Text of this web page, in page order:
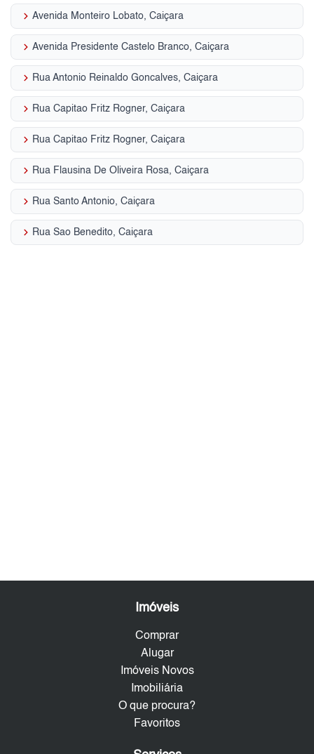
keyboard_arrow_right Avenida Monteiro Lobato, Caiçara
keyboard_arrow_right Avenida Presidente Castelo Branco, Caiçara
keyboard_arrow_right Rua Antonio Reinaldo Goncalves, Caiçara
keyboard_arrow_right Rua Capitao Fritz Rogner, Caiçara
keyboard_arrow_right Rua Capitao Fritz Rogner, Caiçara
keyboard_arrow_right Rua Flausina De Oliveira Rosa, Caiçara
keyboard_arrow_right Rua Santo Antonio, Caiçara
keyboard_arrow_right Rua Sao Benedito, Caiçara
Imóveis
Comprar
Alugar
Imóveis Novos
Imobiliária
O que procura?
Favoritos